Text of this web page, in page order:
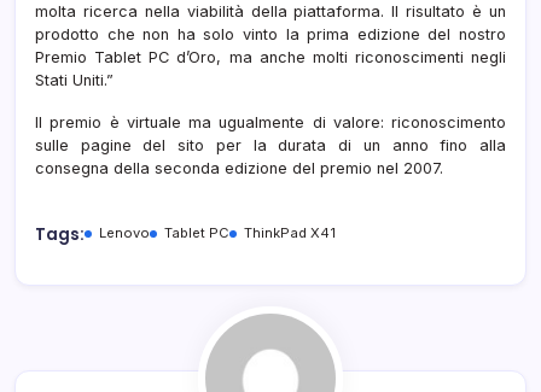
molta ricerca nella viabilità della piattaforma. Il risultato è un
prodotto che non ha solo vinto la prima edizione del nostro
Premio Tablet PC d’Oro, ma anche molti riconoscimenti negli
Stati Uniti.”
Il premio è virtuale ma ugualmente di valore: riconoscimento
sulle pagine del sito per la durata di un anno fino alla
consegna della seconda edizione del premio nel 2007.
Tags: Lenovo Tablet PC ThinkPad X41